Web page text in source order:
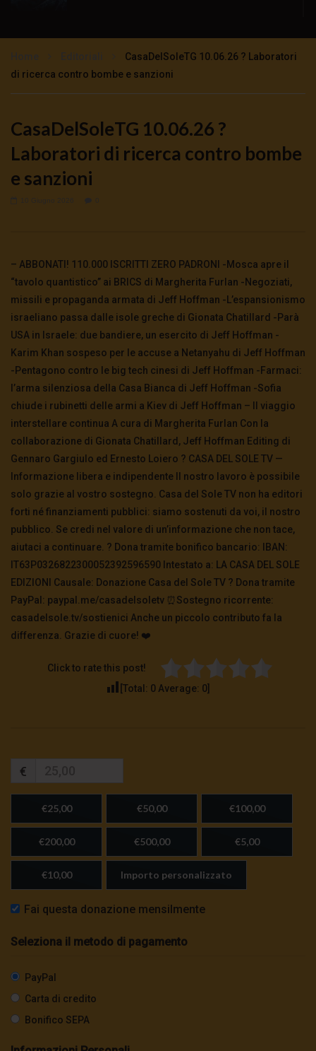
sovranità neutralità
757
4.2K 51
CasaDelSoleTG 10.06.26 ? Laboratori
di ricerca contro bombe e sanzioni
CasaDelSoleTG 10.06.26 ?
Laboratori di ricerca contro bombe
e sanzioni
– ABBONATI! 110.000 ISCRITTI ZERO PADRONI -Mosca apre il
“tavolo quantistico” ai BRICS di Margherita Furlan -Negoziati,
missili e propaganda armata di Jeff Hoffman -L’espansionismo
israeliano passa dalle isole greche di Gionata Chatillard -Parà
USA in Israele: due bandiere, un esercito di Jeff Hoffman -
Karim Khan sospeso per le accuse a Netanyahu di Jeff Hoffman
-Pentagono contro le big tech cinesi di Jeff Hoffman -Farmaci:
l’arma silenziosa della Casa Bianca di Jeff Hoffman -Sofia
chiude i rubinetti delle armi a Kiev di Jeff Hoffman – Il viaggio
interstellare continua A cura di Margherita Furlan Con la
collaborazione di Gionata Chatillard, Jeff Hoffman Editing di
Gennaro Gargiulo ed Ernesto Loiero ? CASA DEL SOLE TV —
Informazione libera e indipendente Il nostro lavoro è possibile
solo grazie al vostro sostegno. Casa del Sole TV non ha editori
forti né finanziamenti pubblici: siamo sostenuti da voi, il nostro
pubblico. Se credi nel valore di un’informazione che non tace,
aiutaci a continuare. ? Dona tramite bonifico bancario: IBAN:
IT63P0326822300052392596590 Intestato a: LA CASA DEL SOLE
EDIZIONI Causale: Donazione Casa del Sole TV ?️ Dona tramite
PayPal: paypal.me/casadelsoletv ⏰Sostegno ricorrente:
casadelsole.tv/sostienici Anche un piccolo contributo fa la
differenza. Grazie di cuore! ❤️
Click to rate this post!
[Total: 0 Average: 0
€
€25,00 €50,00 €100,00
€200,00 €500,00 €5,00
€10,00 Importo personalizzato
Fai questa donazione mensilmente
Seleziona il metodo di pagamento
PayPal
Carta di credito
Bonifico SEPA